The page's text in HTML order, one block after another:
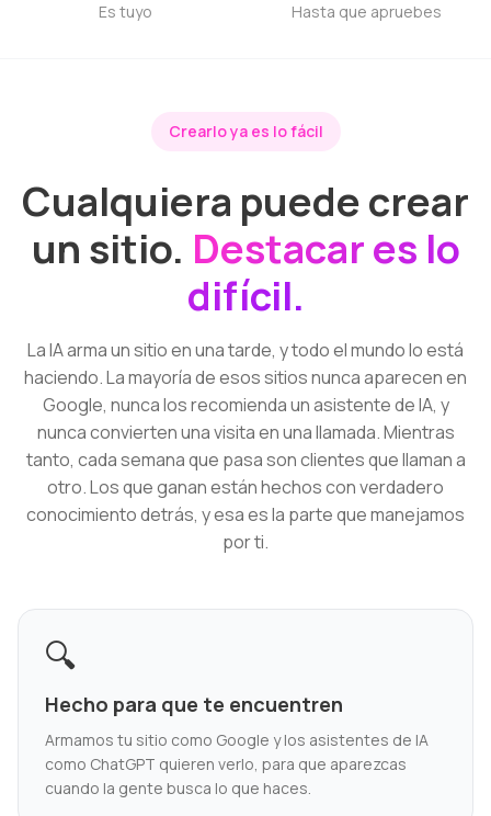
Es tuyo Hasta que apruebes
Crearlo ya es lo fácil
Cualquiera puede crear
un sitio. Destacar es lo
difícil.
La IA arma un sitio en una tarde, y todo el mundo lo está
haciendo. La mayoría de esos sitios nunca aparecen en
Google, nunca los recomienda un asistente de IA, y
nunca convierten una visita en una llamada. Mientras
tanto, cada semana que pasa son clientes que llaman a
otro. Los que ganan están hechos con verdadero
conocimiento detrás, y esa es la parte que manejamos
por ti.
🔍
Hecho para que te encuentren
Armamos tu sitio como Google y los asistentes de IA
como ChatGPT quieren verlo, para que aparezcas
cuando la gente busca lo que haces.